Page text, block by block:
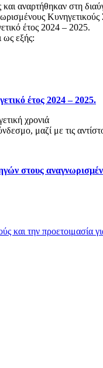
αναρτήθηκαν στη
Κυνηγετικούς
έτος 2024 – 2025.
ως εξής:
έτος 2024 – 2025.
χρονιά
μαζί με τις
στους
την προετοιμασία για